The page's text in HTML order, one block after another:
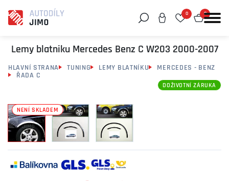
0 0
Lemy blatniku Mercedes Benz C W203 2000-2007
HLAVNÍ STRANA TUNING LEMY BLATNÍKU
MERCEDES - BENZ
ŘADA C
NENÍ SKLADEM
DOŽIVOTNÍ ZÁRUKA
Můžeme vám pomoci něco najít?